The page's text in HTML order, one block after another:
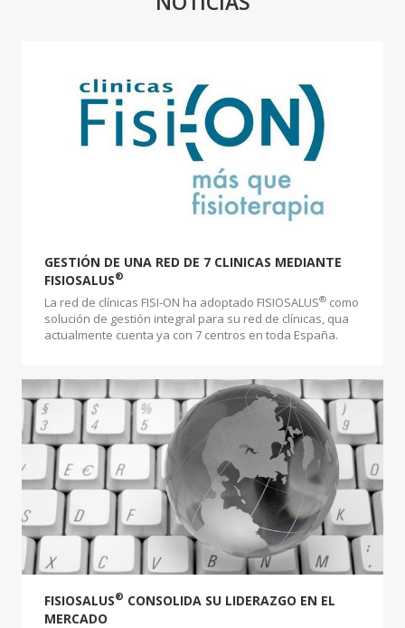
GESTIÓN DE UNA RED DE 7 CLINICAS MEDIANTE
FISIOSALUS®
La red de clínicas FISI-ON ha adoptado FISIOSALUS® como
solución de gestión integral para su red de clínicas, qua
actualmente cuenta ya con 7 centros en toda España.
FISIOSALUS® CONSOLIDA SU LIDERAZGO EN EL
MERCADO